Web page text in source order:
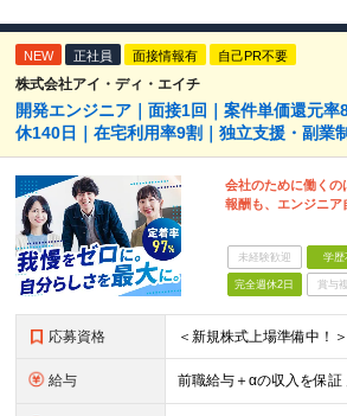
NEW 正社員 面接情報有 自己PR不要
株式会社アイ・ディ・エイチ
開発エンジニア｜面接1回｜案件単価還元
休140日｜在宅利用率9割｜独立支援・副業
会社のために働くの
報酬も、エンジニア
未経験歓迎 学歴
完全週休2日 賞与
応募資格
給与